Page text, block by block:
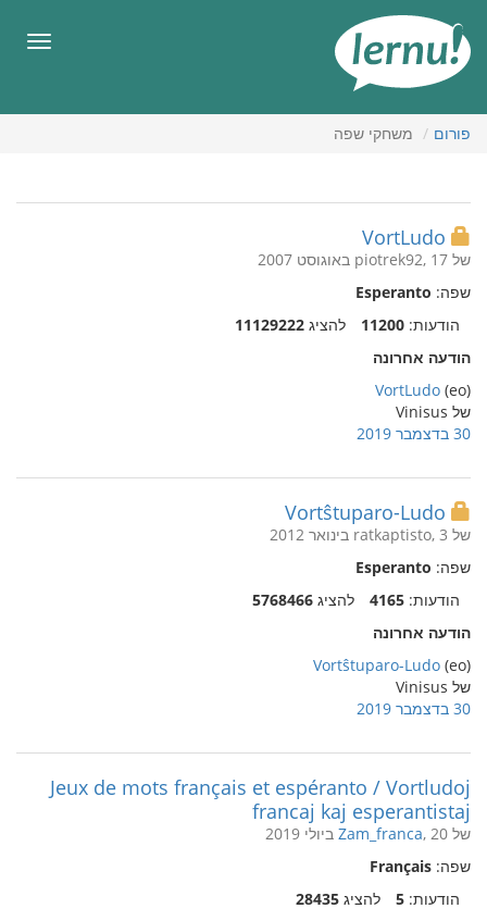
העניינים
פורום משחקי שפה
VortLudo
של piotrek92, 17 באוגוסט 2007
שפה: Esperanto
הודעות: 11200 להציג 11129222
הודעה אחרונה
(eo)
VortLudo
של Vinisus
30 בדצמבר 2019
Vortŝtuparo-Ludo
של ratkaptisto, 3 בינואר 2012
שפה: Esperanto
הודעות: 4165 להציג 5768466
הודעה אחרונה
(eo)
Vortŝtuparo-Ludo
של Vinisus
30 בדצמבר 2019
Jeux de mots français et espéranto / Vortludoj
francaj kaj esperantistaj
של Zam_franca, 20 ביולי 2019
שפה: Français
הודעות: 5 להציג 28435